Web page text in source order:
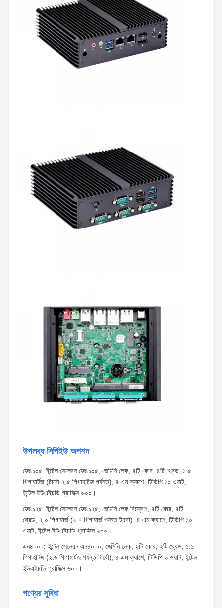
উপলব্ধ সিপিইউ অপশন
জে৪১০৫: ইন্টেল সেলেরন জে৪১০৫, জেমিনি লেক, ৪টি কোর, ৪টি থ্রেড, ১.৫
গিগাহার্টজ (টার্বো ২.৫ গিগাহার্টজ পর্যন্ত), ৪ এম ক্যাশে, টিডিপি ১০ ওয়াট,
ইন্টেল ইউএইচডি গ্রাফিক্স ৬০০।
জে৪১২৫: ইন্টেল সেলেরন জে৪১২৫, জেমিনি লেক রিফ্রেশ, ৪টি কোর, ৪টি
থ্রেড, ২.০ গিগাহার্জ (২.৭ গিগাহার্জ পর্যন্ত টার্বো), ৪ এম ক্যাশে, টিডিপি ১০
ওয়াট, ইন্টেল ইউএইচডি গ্রাফিক্স ৬০০।
এন৪০০০: ইন্টেল সেলেরন এন৪০০০, জেমিনি লেক, ২টি কোর, ২টি থ্রেড, ১.১
গিগাহার্টজ (২.৬ গিগাহার্টজ পর্যন্ত টার্বো), ৪ এম ক্যাশে, টিডিপি ৬ ওয়াট, ইন্টেল
ইউএইচডি গ্রাফিক্স ৬০০।
পণ্যের সুবিধা